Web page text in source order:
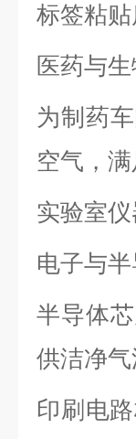
标签粘贴
医药与
为制药
空气，
实验室
电子与
半导体
供洁净
印刷电